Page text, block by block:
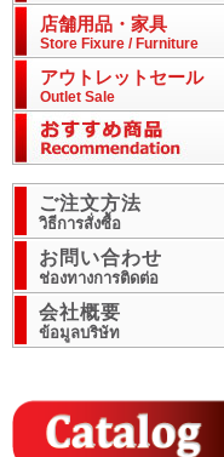
店舗用品・家具
Store Fixure / Furniture
アウトレットセール
Outlet Sale
ご注文方法
วิธีการสั่งซื้อ
お問い合わせ
ช่องทางการติดต่อ
会社概要
ข้อมูลบริษัท